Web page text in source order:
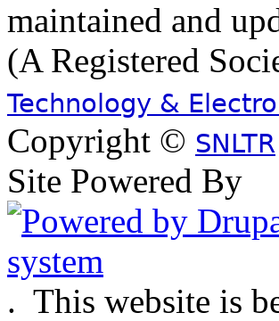
maintained and
(A Registered
Technology &
Copyright © SNLTR
Site Powered By
. This website is